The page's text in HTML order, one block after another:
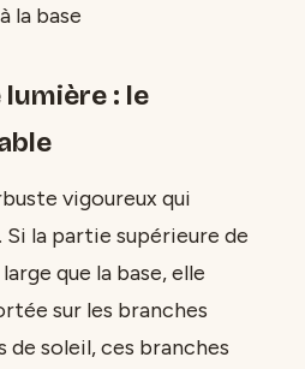
la base
lumière : le
vigoureux qui
la partie supérieure de
que la base, elle
sur les branches
de soleil, ces branches